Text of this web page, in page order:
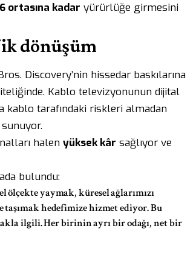
ortasına kadar yürürlüğe girmesini
dönüşüm
Discovery’nin hissedar baskılarına
Kablo televizyonunun dijital
kablo tarafındaki riskleri almadan
halen yüksek kâr sağlıyor ve
bulundu:
ölçekte yaymak, küresel ağlarımızı
hedefimize hizmet ediyor. Bu
ilgili. Her birinin ayrı bir odağı, net bir